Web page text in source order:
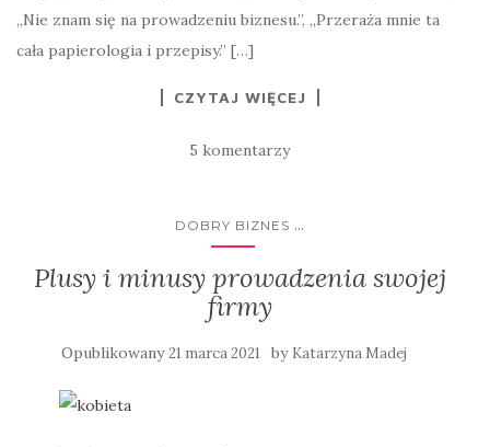
„Nie znam się na prowadzeniu biznesu.”, „Przeraża mnie ta
cała papierologia i przepisy.” […]
CZYTAJ WIĘCEJ
5 komentarzy
DOBRY BIZNES ...
Plusy i minusy prowadzenia swojej
firmy
Opublikowany21 marca 2021 by Katarzyna Madej